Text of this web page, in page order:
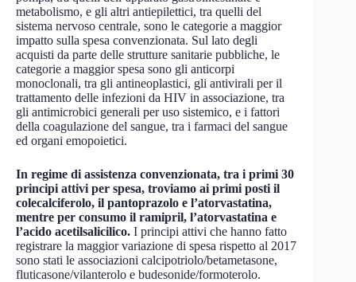
metabolismo, e gli altri antiepilettici, tra quelli del
sistema nervoso centrale, sono le categorie a maggior
impatto sulla spesa convenzionata. Sul lato degli
acquisti da parte delle strutture sanitarie pubbliche, le
categorie a maggior spesa sono gli anticorpi
monoclonali, tra gli antineoplastici, gli antivirali per il
trattamento delle infezioni da HIV in associazione, tra
gli antimicrobici generali per uso sistemico, e i fattori
della coagulazione del sangue, tra i farmaci del sangue
ed organi emopoietici.
In regime di assistenza convenzionata, tra i primi 30
principi attivi per spesa, troviamo ai primi posti il
colecalciferolo, il pantoprazolo e l’atorvastatina,
mentre per consumo il ramipril, l’atorvastatina e
l’acido acetilsalicilico. I principi attivi che hanno fatto
registrare la maggior variazione di spesa rispetto al 2017
sono stati le associazioni calcipotriolo/betametasone,
fluticasone/vilanterolo e budesonide/formoterolo.